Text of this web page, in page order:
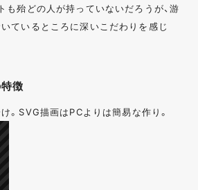
も殆どの人が持っていないだろうが、游
ているところに深いこだわりを感じ
徴
。SVG描画はPCよりは簡易な作り。